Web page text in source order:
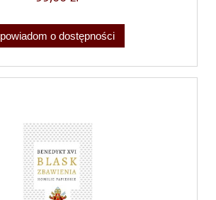
powiadom o dostępności